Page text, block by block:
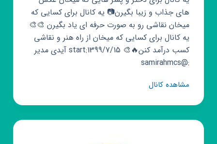
های جذاب و زیبا بگیرن📷 یه کانال برای کسایی که
میخان نقاشی رو به صورت حرفه ای یاد بگیرن 🎨🎨
یه کانال برای کسایی که میخان از راه هنر و نقاشی
کسب درآمد کنن🔥🎨 start:1399/7/15 آیدی مدیر
:@samirahmcs
مشاهده کانالکانال
📷
ژست